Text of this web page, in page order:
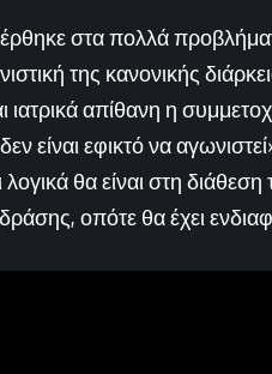
στα πολλά
της κανονικής
ιατρικά απίθανη η
είναι εφικτό να
θα είναι στη
οπότε θα έχει